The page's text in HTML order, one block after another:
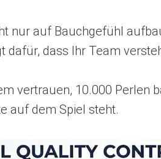
nur auf Bauchgefühl
dass Ihr Team
vertrauen, 10.000 Perlen
auf dem Spiel steht.